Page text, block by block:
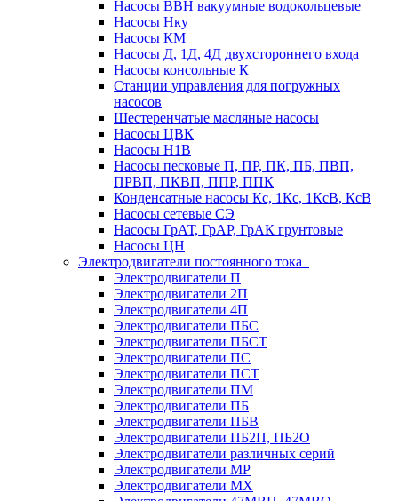
Насосы ВВН вакуумные водокольцевые
Насосы Нку
Насосы КМ
Насосы Д, 1Д, 4Д двухстороннего входа
Насосы консольные К
Станции управления для погружных
насосов
Шестеренчатые масляные насосы
Насосы ЦВК
Насосы Н1В
Насосы песковые П, ПР, ПК, ПБ, ПВП,
ПРВП, ПКВП, ППР, ППК
Конденсатные насосы Кс, 1Кс, 1КсВ, КсВ
Насосы сетевые СЭ
Насосы ГрАТ, ГрАР, ГрАК грунтовые
Насосы ЦН
Электродвигатели постоянного тока
Электродвигатели П
Электродвигатели 2П
Электродвигатели 4П
Электродвигатели ПБС
Электродвигатели ПБСТ
Электродвигатели ПС
Электродвигатели ПСТ
Электродвигатели ПМ
Электродвигатели ПБ
Электродвигатели ПБВ
Электродвигатели ПБ2П, ПБ2О
Электродвигатели различных серий
Электродвигатели МР
Электродвигатели MX